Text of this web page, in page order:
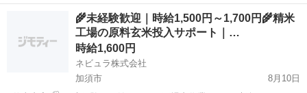
～1,700円＆週5日勤務で安定収入！／ ＼9時から18時までの日勤で生
活リズムも整えやすい！／ 精米工場内で、原料となる玄米を設備へ投
軽作業 郵便番号
🌾未経験歓迎｜時給1,500円～1,700円🌾精米
工場の原料玄米投入サポート｜…
時給1,600円
ネビュラ株式会社
加須市
8月10日